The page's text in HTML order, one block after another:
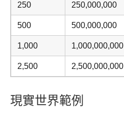
250 250,000,000
500 500,000,000
1,000 1,000,000,000
2,500 2,500,000,000
現實世界範例